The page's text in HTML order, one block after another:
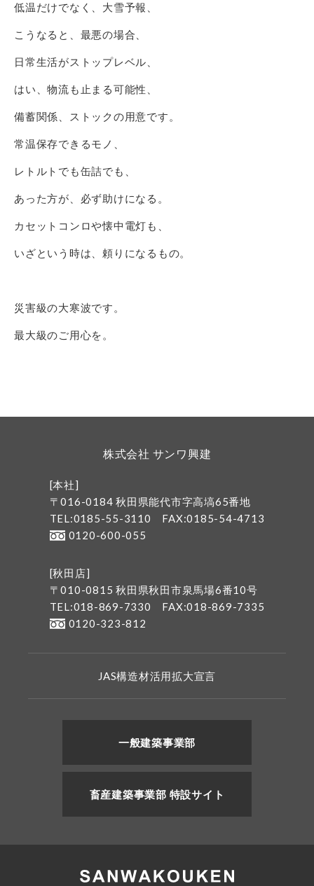
低温だけでなく、大雪予報、
こうなると、最悪の場合、
日常生活がストップレベル、
はい、物流も止まる可能性、
備蓄関係、ストックの用意です。
常温保存できるモノ、
レトルトでも缶詰でも、
あった方が、必ず助けになる。
カセットコンロや懐中電灯も、
いざという時は、頼りになるもの。
災害級の大寒波です。
最大級のご用心を。
株式会社 サンワ興建
[本社]
〒016-0184 秋田県能代市字高塙65番地
TEL:0185-55-3110
FAX:0185-54-4713
0120-600-055
[秋田店]
〒010-0815 秋田県秋田市泉馬場6番10号
TEL:018-869-7330
FAX:018-869-7335
0120-323-812
JAS構造材活用拡大宣言
一般建築事業部
畜産建築事業部 特設サイト